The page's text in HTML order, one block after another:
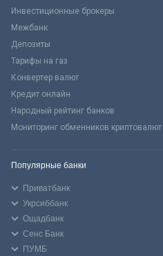
Инвестиционные брокеры
Межбанк
Депозиты
Тарифы на газ
Конвертер валют
Кредит онлайн
Народный рейтинг банков
Мониторинг обменников криптовалют
Популярные банки
Приватбанк
Укрсиббанк
Ощадбанк
Сенс Банк
ПУМБ